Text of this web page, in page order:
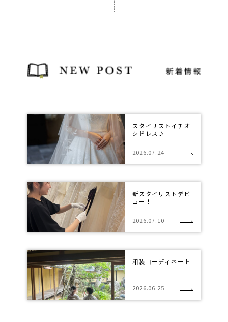
スタイリストイチオ
シドレス♪
2026.07.24
新スタイリストデビ
ュー！
2026.07.10
和装コーディネート
2026.06.25